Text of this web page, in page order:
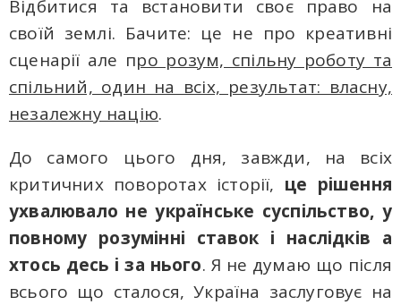
Відбитися та встановити своє право на
своїй землі. Бачите: це не про креативні
сценарії aлe про розум, спільну роботу та
спільний, один на всіх, результат: власну,
незалежну націю.
До самого цього дня, завжди, на всіх
критичних поворотах історії, це рішення
ухвалювало не українське суспільство, у
повному розумінні ставок і наслідків а
хтось десь і за нього. Я не думаю що після
всього що сталося, Україна заслуговує на